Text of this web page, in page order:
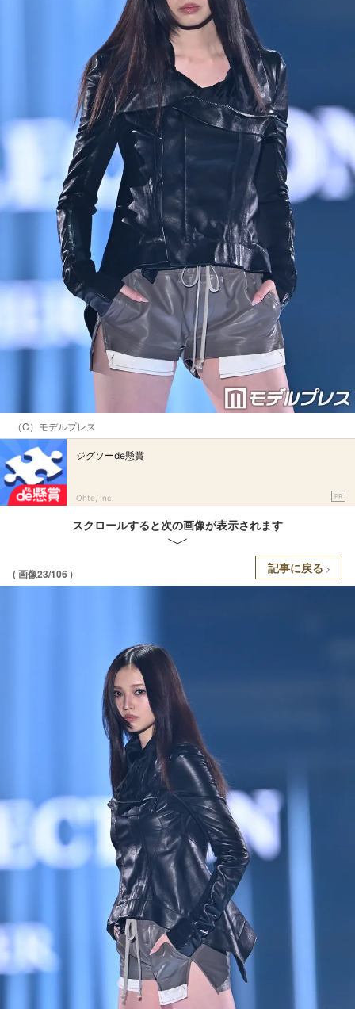
（C）モデルプレス
ジグソーde懸賞
Ohte, Inc. PR
スクロールすると次の画像が表示されます
( 画像23/106 ) 記事に戻る